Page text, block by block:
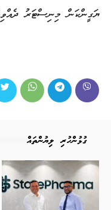
ޔަގީންކަން މިނިސްޓަރު
ގުޅުންހުރި ލިޔުންތައް